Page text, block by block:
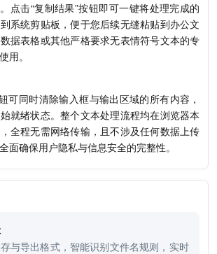
点击“复制结果”按钮即可一键将处理完成的
系统剪贴板，便于您后续无缝粘贴到办公文
据表格或其他严格要求无表情符号文本的专
用。
可同时清除输入框与输出区域的所有内容，
就绪状态。整个文本处理流程均在浏览器本
全程无需网络传输，且不涉及任何数据上传
面确保用户隐私与信息安全的完整性。
与导出格式，智能识别文件名规则，实时